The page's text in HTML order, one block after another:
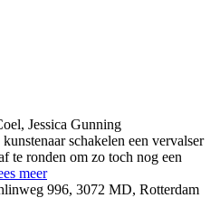
, Jessica Gunning
schakelen een vervalser
te ronden om zo toch nog een
meer
996, 3072 MD, Rotterdam